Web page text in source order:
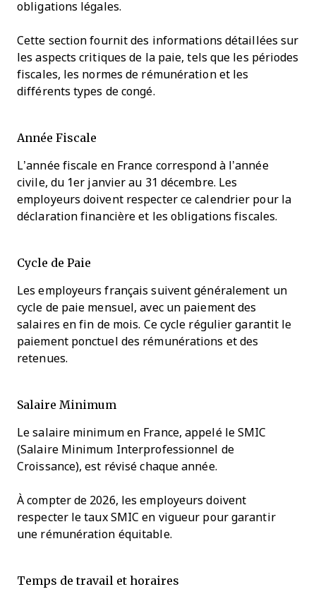
obligations légales.
Cette section fournit des informations détaillées sur
les aspects critiques de la paie, tels que les périodes
fiscales, les normes de rémunération et les
différents types de congé.
Année Fiscale
L’année fiscale en France correspond à l’année
civile, du 1er janvier au 31 décembre. Les
employeurs doivent respecter ce calendrier pour la
déclaration financière et les obligations fiscales.
Cycle de Paie
Les employeurs français suivent généralement un
cycle de paie mensuel, avec un paiement des
salaires en fin de mois. Ce cycle régulier garantit le
paiement ponctuel des rémunérations et des
retenues.
Salaire Minimum
Le salaire minimum en France, appelé le SMIC
(Salaire Minimum Interprofessionnel de
Croissance), est révisé chaque année.
À compter de 2026, les employeurs doivent
respecter le taux SMIC en vigueur pour garantir
une rémunération équitable.
Temps de travail et horaires